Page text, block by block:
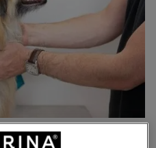
de joie et de